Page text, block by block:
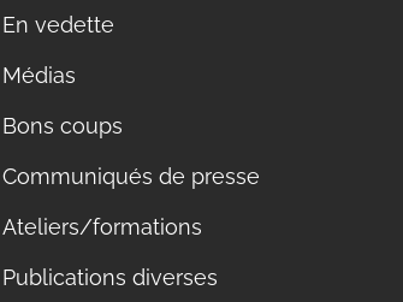
En vedette
Médias
Bons coups
Communiqués de presse
Ateliers/formations
Publications diverses